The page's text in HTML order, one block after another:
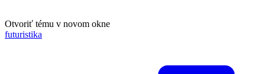
Otvoriť tému v novom okne
futuristika